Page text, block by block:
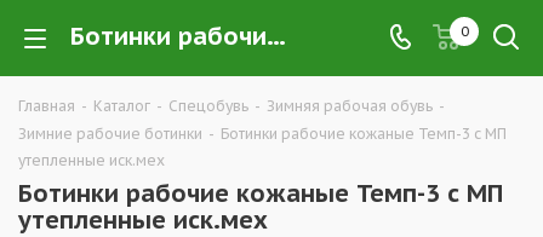
Ботинки рабочие кожаные Темп-3 с МП утепленные иск.мех купить в Екатеринбурге по низким ценам оптом — интернет-магазин зимней спецобуви компании ТД УРАЛСИЗ 0
Главная - Каталог - Спецобувь - Зимняя рабочая обувь -
Зимние рабочие ботинки - Ботинки рабочие кожаные Темп-3 с МП
утепленные иск.мех
Ботинки рабочие кожаные Темп-3 с МП
утепленные иск.мех